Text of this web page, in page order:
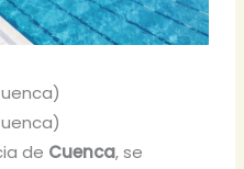
de Cuenca, se